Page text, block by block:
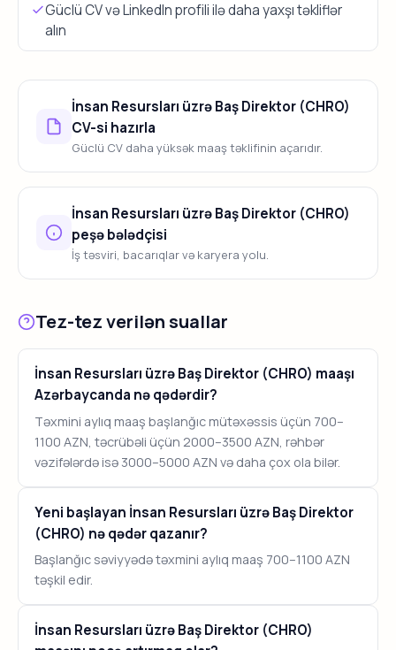
Güclü CV və LinkedIn profili ilə daha yaxşı təkliflər
alın
İnsan Resursları üzrə Baş Direktor (CHRO)
CV-si hazırla
Güclü CV daha yüksək maaş təklifinin açarıdır.
İnsan Resursları üzrə Baş Direktor (CHRO)
peşə bələdçisi
İş təsviri, bacarıqlar və karyera yolu.
Tez-tez verilən suallar
İnsan Resursları üzrə Baş Direktor (CHRO) maaşı
Azərbaycanda nə qədərdir?
Təxmini aylıq maaş başlanğıc mütəxəssis üçün 700–
1100 AZN, təcrübəli üçün 2000–3500 AZN, rəhbər
vəzifələrdə isə 3000–5000 AZN və daha çox ola bilər.
Yeni başlayan İnsan Resursları üzrə Baş Direktor
(CHRO) nə qədər qazanır?
Başlanğıc səviyyədə təxmini aylıq maaş 700–1100 AZN
təşkil edir.
İnsan Resursları üzrə Baş Direktor (CHRO)